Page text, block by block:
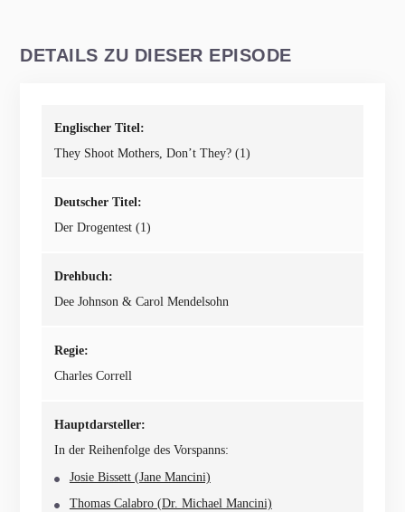
DETAILS ZU DIESER EPISODE
Englischer Titel:
They Shoot Mothers, Don’t They? (1)
Deutscher Titel:
Der Drogentest (1)
Drehbuch:
Dee Johnson & Carol Mendelsohn
Regie:
Charles Correll
Hauptdarsteller:
In der Reihenfolge des Vorspanns:
Josie Bissett (Jane Mancini)
Thomas Calabro (Dr. Michael Mancini)